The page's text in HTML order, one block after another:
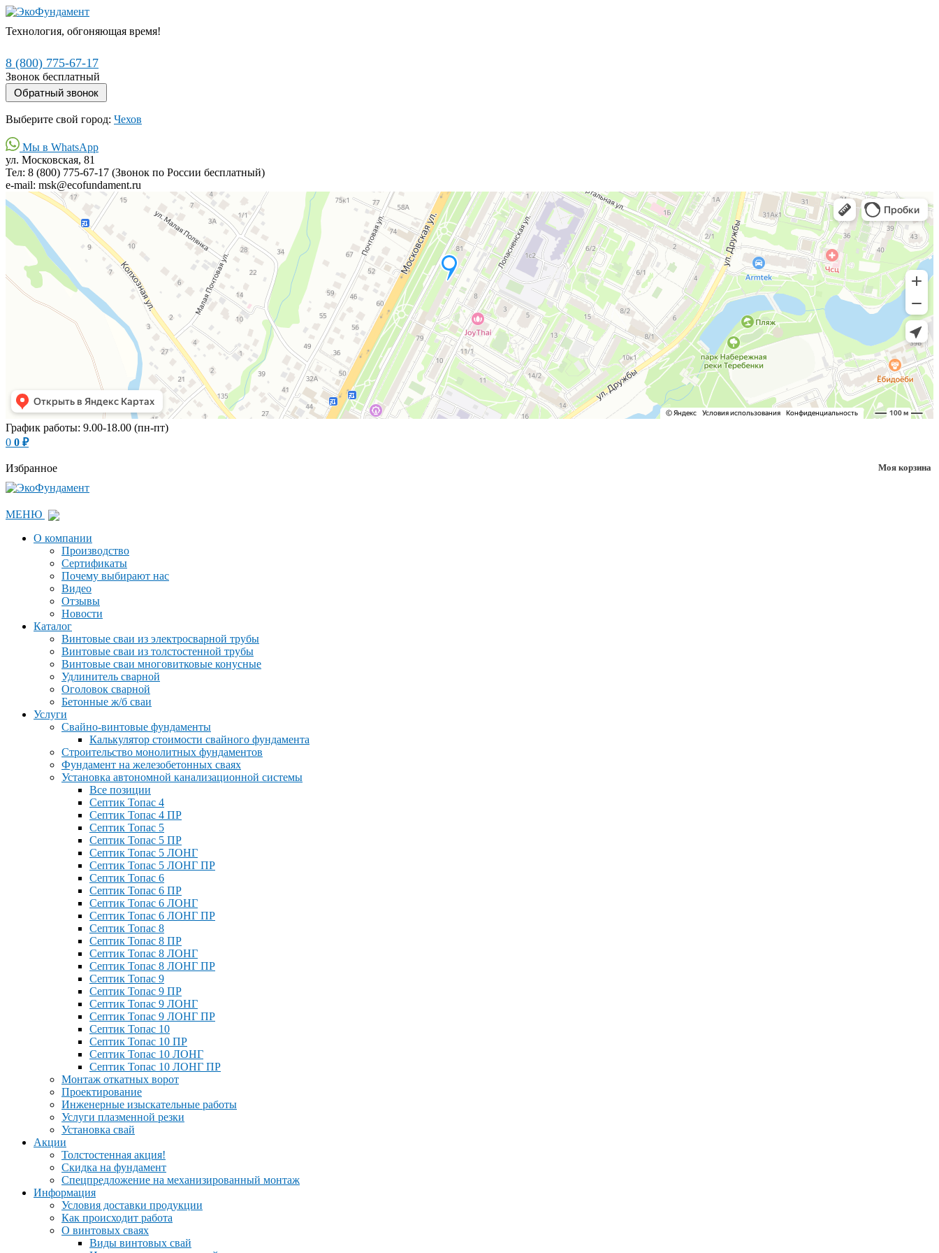
Технология, обгоняющая время!
8 (800) 775-67-17
Звонок бесплатный
Выберите свой город: Чехов
Мы в WhatsApp
ул. Московская, 81
Тел: 8 (800) 775-67-17 (Звонок по России бесплатный)
e-mail: msk@ecofundament.ru
График работы: 9.00-18.00 (пн-пт)
0 0 ₽
Моя корзина
Избранное
МЕНЮ
О компании
Производство
Сертификаты
Почему выбирают нас
Видео
Отзывы
Новости
Каталог
Винтовые сваи из электросварной трубы
Винтовые сваи из толстостенной трубы
Винтовые сваи многовитковые конусные
Удлинитель сварной
Оголовок сварной
Бетонные ж/б сваи
Услуги
Свайно-винтовые фундаменты
Калькулятор стоимости свайного фундамента
Строительство монолитных фундаментов
Фундамент на железобетонных сваях
Установка автономной канализационной системы
Все позиции
Септик Топас 4
Септик Топас 4 ПР
Септик Топас 5
Септик Топас 5 ПР
Септик Топас 5 ЛОНГ
Септик Топас 5 ЛОНГ ПР
Септик Топас 6
Септик Топас 6 ПР
Септик Топас 6 ЛОНГ
Септик Топас 6 ЛОНГ ПР
Септик Топас 8
Септик Топас 8 ПР
Септик Топас 8 ЛОНГ
Септик Топас 8 ЛОНГ ПР
Септик Топас 9
Септик Топас 9 ПР
Септик Топас 9 ЛОНГ
Септик Топас 9 ЛОНГ ПР
Септик Топас 10
Септик Топас 10 ПР
Септик Топас 10 ЛОНГ
Септик Топас 10 ЛОНГ ПР
Монтаж откатных ворот
Проектирование
Инженерные изыскательные работы
Услуги плазменной резки
Установка свай
Акции
Толстостенная акция!
Скидка на фундамент
Спецпредложение на механизированный монтаж
Информация
Условия доставки продукции
Как происходит работа
О винтовых сваях
Виды винтовых свай